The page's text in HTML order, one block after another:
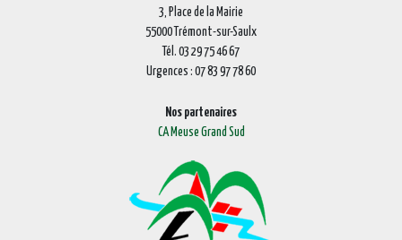
3, Place de la Mairie
55000 Trémont-sur-Saulx
Tél. 03 29 75 46 67
Urgences : 07 83 97 78 60
Nos partenaires
CA Meuse Grand Sud